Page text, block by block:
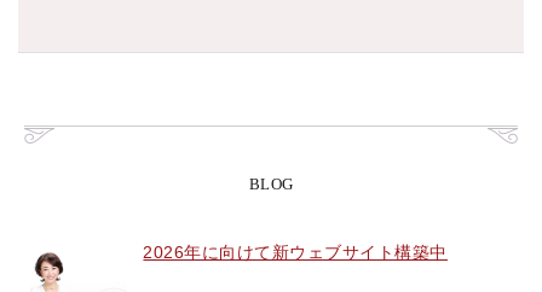
BLOG
2026年に向けて新ウェブサイト構築中